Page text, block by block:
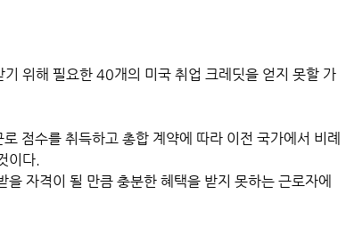
위해 필요한 40개의 미국 취업 크레딧을 얻지 못할 가
점수를 취득하고 총합 계약에 따라 이전 국가에서 비례
이다.
자격이 될 만큼 충분한 혜택을 받지 못하는 근로자에